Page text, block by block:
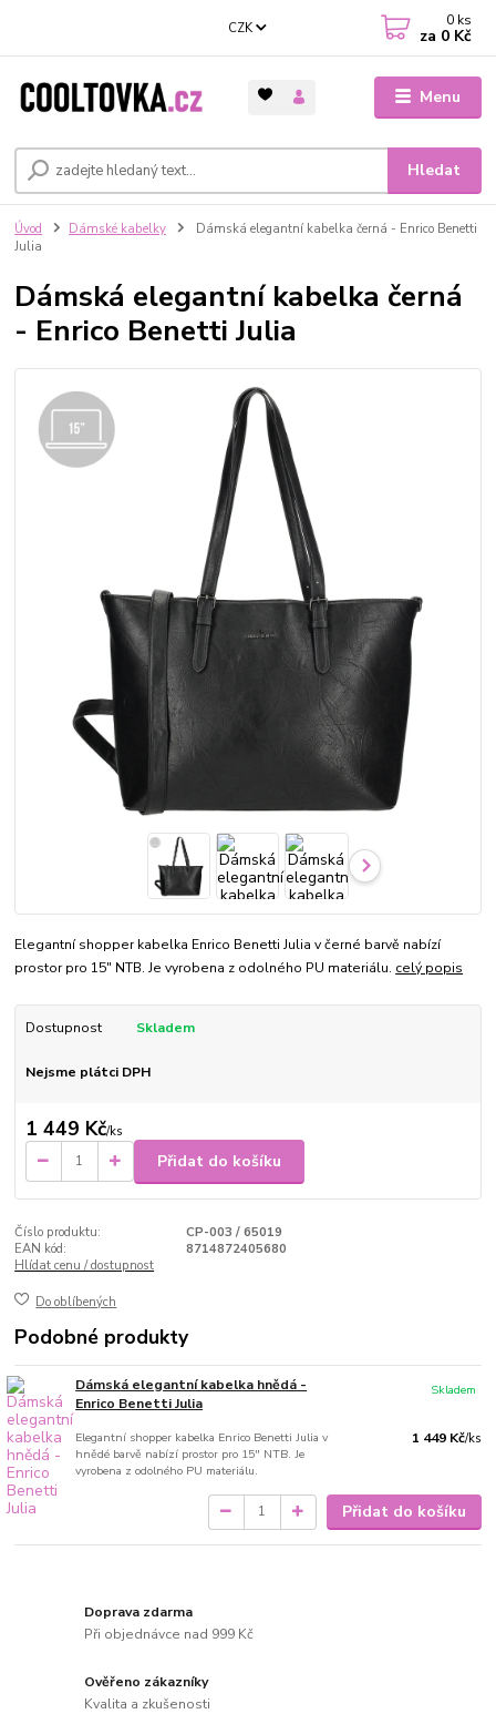
Menu
CZK
Hledat
0 ks
za 0 Kč
Úvod Dámské kabelky
Dámská elegantní kabelka černá - Enrico Benetti
Julia
Dámská elegantní kabelka černá
- Enrico Benetti Julia
Elegantní shopper kabelka Enrico Benetti Julia v černé barvě nabízí
prostor pro 15" NTB. Je vyrobena z odolného PU materiálu. celý popis
Dostupnost Skladem
Nejsme plátci DPH
1 449 Kč/ks
Přidat do košíku
Číslo produktu:
CP-003 / 65019
EAN kód:
8714872405680
Hlídat cenu / dostupnost
Do oblíbených
Podobné produkty
Dámská elegantní kabelka hnědá -
Enrico Benetti Julia
Elegantní shopper kabelka Enrico Benetti Julia v
hnědé barvě nabízí prostor pro 15" NTB. Je
vyrobena z odolného PU materiálu.
1 449 Kč/ks
Skladem
Přidat do košíku
Doprava zdarma
Při objednávce nad 999 Kč
Ověřeno zákazníky
Kvalita a zkušenosti